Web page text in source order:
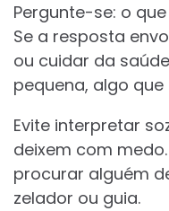
Pergunte-se: o
Se a resposta
ou cuidar da
pequena, algo
Evite interpretar
deixem com
procurar alguém
zelador ou guia.